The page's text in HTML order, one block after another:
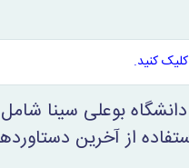
کنید.
بوعلی سینا
از آخرین